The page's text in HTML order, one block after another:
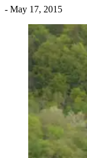
- May 17, 2015